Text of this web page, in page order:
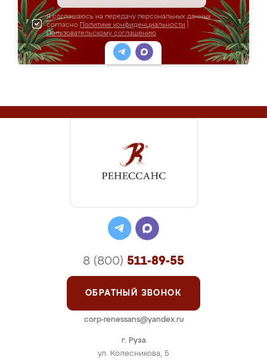
Я соглашаюсь на передачу персональных данных
согласно Политике конфиденциальности
Пользовательскому соглашению
г. Руза
ул. Колесникова, 5
8 (800) 511-89-55
ОБРАТНЫЙ ЗВОНОК
corp-renessans@yandex.ru